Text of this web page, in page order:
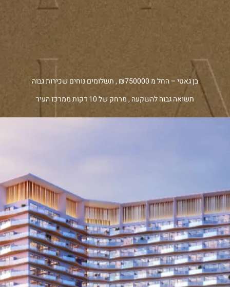
בן גאטי – החל מ ₪750000 , תשלומים נוחים שכירות גבוה
תשואה גבוה להשקעה , מרחק של 10 דקות ממרכז העיר